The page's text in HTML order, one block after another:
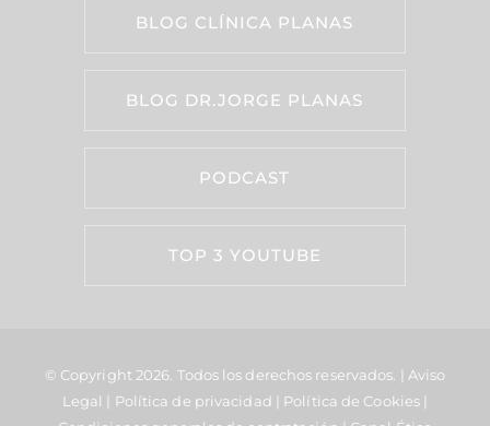
BLOG CLÍNICA PLANAS
BLOG DR.JORGE PLANAS
PODCAST
TOP 3 YOUTUBE
© Copyright 2026. Todos los derechos reservados. | Aviso
Legal | Política de privacidad | Política de Cookies |